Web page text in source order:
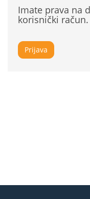
Imate prava na
korisnički račun.
Prijava